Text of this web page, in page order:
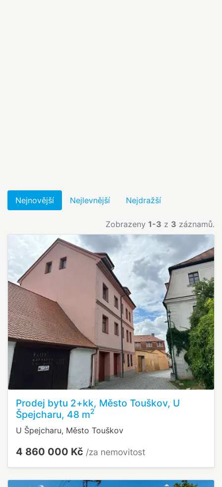
Nejnovější Nejlevnější Nejdražší
Zobrazeny 1-3 z 3 záznamů.
Prodej bytu 2+kk, Město Touškov, U
Špejcharu, 48 m2
U Špejcharu, Město Touškov
4 860 000 Kč /za nemovitost